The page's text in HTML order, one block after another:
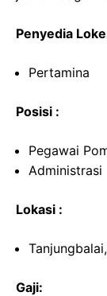
Penyedia
Pertamina
Posisi :
Pegawai
Administrasi
Lokasi :
Gaji: